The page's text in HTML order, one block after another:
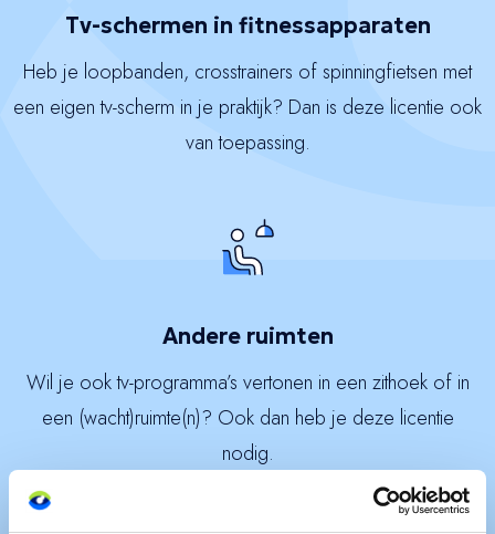
Tv-schermen in fitnessapparaten
Heb je loopbanden, crosstrainers of spinningfietsen met
een eigen tv-scherm in je praktijk? Dan is deze licentie ook
van toepassing.
Andere ruimten
Wil je ook tv-programma’s vertonen in een zithoek of in
een (wacht)ruimte(n)? Ook dan heb je deze licentie
nodig.